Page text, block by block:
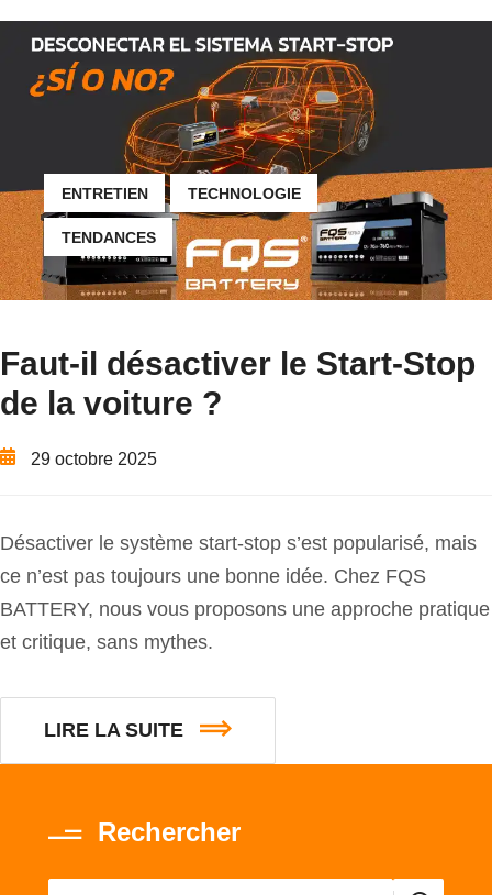
ENTRETIEN TECHNOLOGIE
TENDANCES
Faut-il désactiver le Start-Stop
de la voiture ?
29 octobre 2025
Désactiver le système start-stop s’est popularisé, mais
ce n’est pas toujours une bonne idée. Chez FQS
BATTERY, nous vous proposons une approche pratique
et critique, sans mythes.
LIRE LA SUITE
Rechercher